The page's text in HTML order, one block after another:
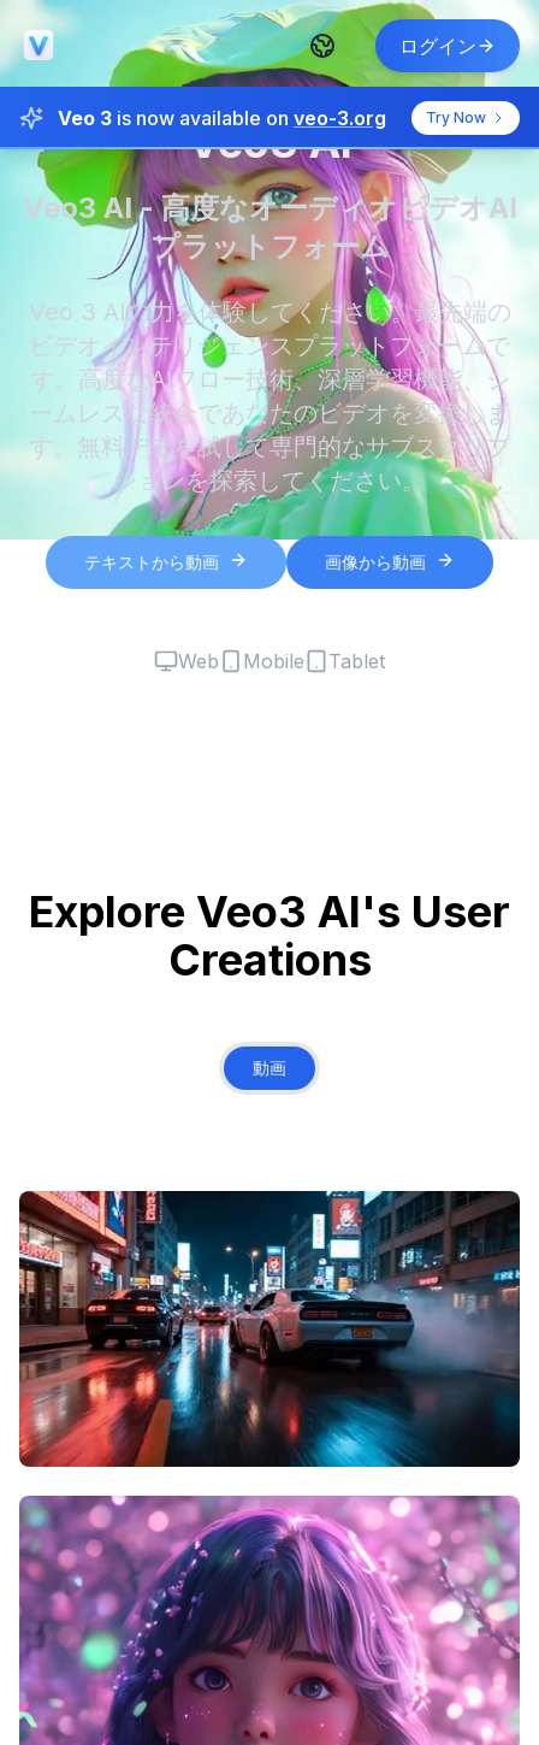
ログイン
Veo 3 is now available on veo-3.org Try Now
Veo3 AI
Veo3 AI - 高度なオーディオビデオAI
プラットフォーム
Veo 3 AIの力を体験してください。最先端の
ビデオインテリジェンスプラットフォームで
す。高度なAIフロー技術、深層学習機能、シ
ームレスな統合であなたのビデオを変換しま
す。無料デモを試して専門的なサブスクリプ
ションを探索してください。
テキストから動画 画像から動画
Web Mobile Tablet
Explore Veo3 AI's User
Creations
動画